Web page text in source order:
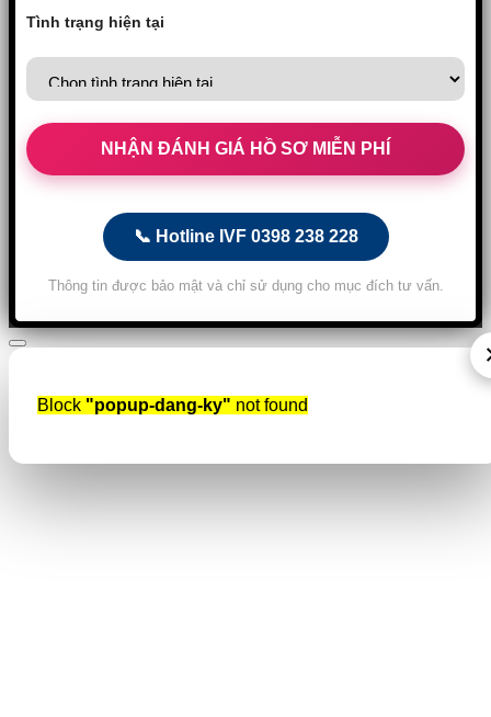
Tình trạng hiện tại
📞 Hotline IVF 0398 238 228
Thông tin được bảo mật và chỉ sử dụng cho mục đích tư vấn.
Block "popup-dang-ky" not found